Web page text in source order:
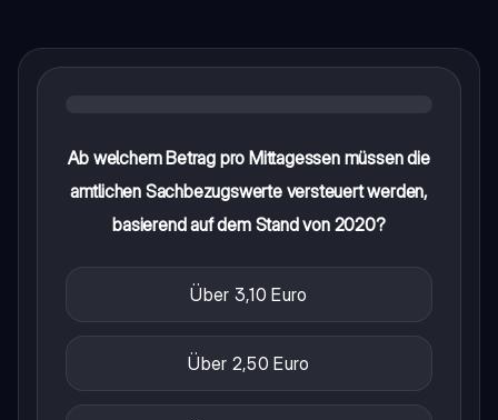
Ab welchem Betrag pro Mittagessen müssen die
amtlichen Sachbezugswerte versteuert werden,
basierend auf dem Stand von 2020?
Über 3,10 Euro
Über 2,50 Euro